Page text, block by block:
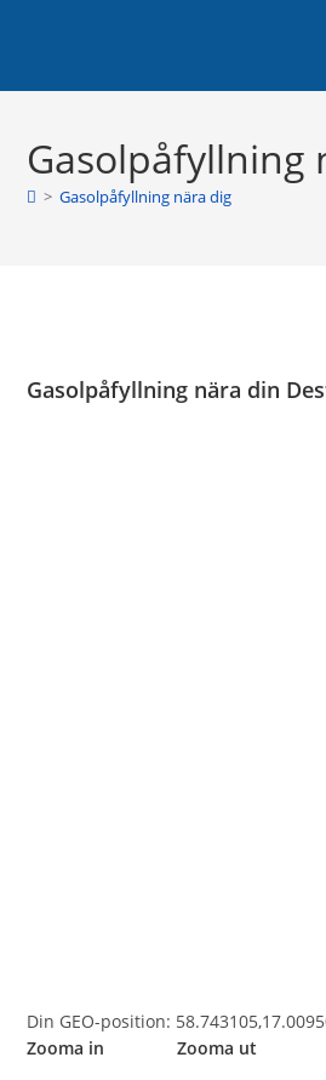
Gasolpåfyllning
> Gasolpåfyllning nära dig
Gasolpåfyllning nära din
Din GEO-position:
Zooma in Zooma ut